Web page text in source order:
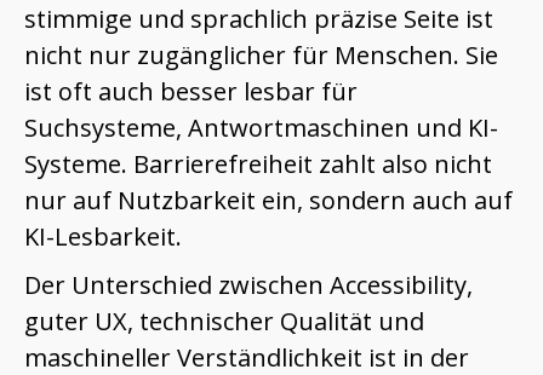
stimmige und sprachlich präzise Seite ist
nicht nur zugänglicher für Menschen. Sie
ist oft auch besser lesbar für
Suchsysteme, Antwortmaschinen und KI-
Systeme. Barrierefreiheit zahlt also nicht
nur auf Nutzbarkeit ein, sondern auch auf
KI-Lesbarkeit.
Der Unterschied zwischen Accessibility,
guter UX, technischer Qualität und
maschineller Verständlichkeit ist in der